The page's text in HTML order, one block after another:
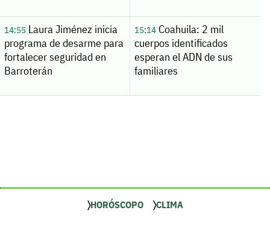
14:55Laura Jiménez inicia
programa de desarme para
fortalecer seguridad en
Barroterán
15:14Coahuila: 2 mil
cuerpos identificados
esperan el ADN de sus
familiares
HORÓSCOPO CLIMA